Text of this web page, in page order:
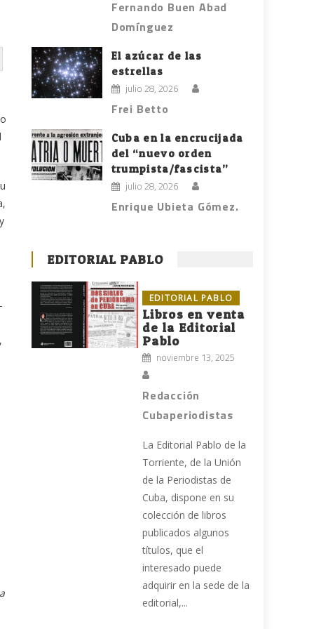
Fernando Buen Abad
Domínguez
El azúcar de las
estrellas
julio 28, 2026
Frei Betto
Cuba en la encrucijada
del “nuevo orden
trumpista/fascista”
julio 28, 2026
Enrique Ubieta Gómez.
EDITORIAL PABLO
EDITORIAL PABLO
Libros en venta
de la Editorial
Pablo
noviembre 13, 2025
Redacción
Cubaperiodistas
La Editorial Pablo de la
Torriente, de la Unión
de la Periodistas de
Cuba, dispone en su
colección de libros
publicados algunos
títulos, que el
interesado puede
adquirir en la sede de la
editorial,...